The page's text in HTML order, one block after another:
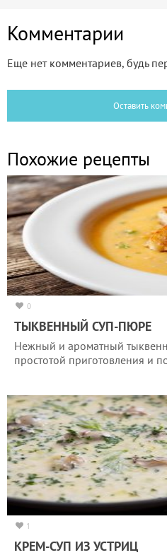
Комментарии
Еще нет комментариев, будь
Оставить
Похожие рецепты
0
ТЫКВЕННЫЙ СУП-ПЮРЕ
Нежный и ароматный
простотой приготовления и
1
КРЕМ-СУП ИЗ УСТРИЦ